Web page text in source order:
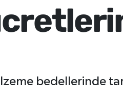
13.779
bedellerinde